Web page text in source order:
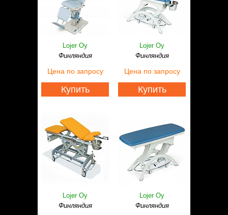
Lojer Oy
Финляндия
Цена по запросу
Купить
Lojer Oy
Финляндия
Цена по запросу
Купить
Lojer Oy
Финляндия
Lojer Oy
Финляндия